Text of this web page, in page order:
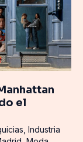
el
Industria